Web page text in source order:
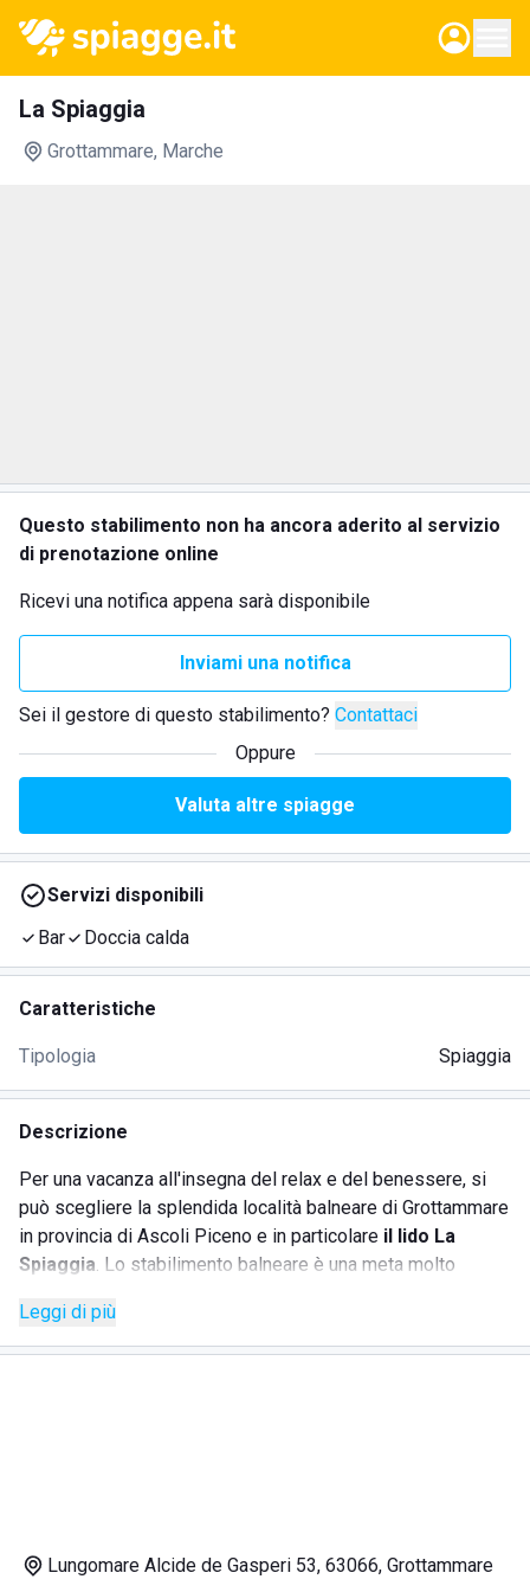
La Spiaggia
Grottammare, Marche
Questo stabilimento non ha ancora aderito al servizio
di prenotazione online
Ricevi una notifica appena sarà disponibile
Inviami una notifica
Sei il gestore di questo stabilimento? Contattaci
Oppure
Valuta altre spiagge
Servizi disponibili
Bar
Doccia calda
Caratteristiche
Tipologia Spiaggia
Descrizione
Per una vacanza all'insegna del relax e del benessere, si
può scegliere la splendida località balneare di Grottammare
in provincia di Ascoli Piceno e in particolare il lido La
Spiaggia. Lo stabilimento balneare è una meta molto
disponibilità dello staff.
Leggi di più
Lungomare Alcide de Gasperi 53, 63066, Grottammare